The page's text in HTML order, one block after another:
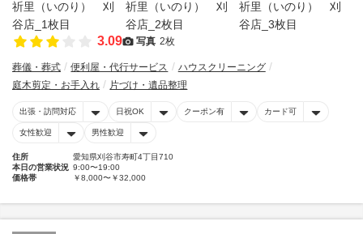
3.09 写真 2枚
葬儀・葬式 便利屋・代行サービス
ハウスクリーニング
庭木剪定・お手入れ
片づけ・遺品整理
出張・訪問対応 日祝OK クーポン有 カード可
女性歓迎 男性歓迎
住所
愛知県刈谷市寿町4丁目710
本日の営業状況 9:00〜19:00
価格帯
￥8,000〜￥32,000